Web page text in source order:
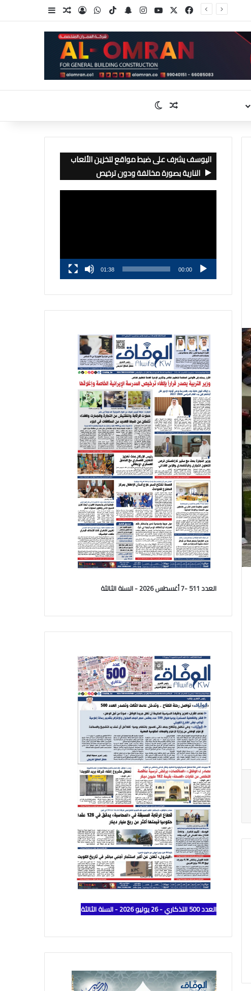
فيسبوك ‫YouTubeانستقرامسناب تشات
‫TikTokواتسابتسجيل الدخول
مقال عشوائي
إضافة عمود
مقال عشوائي
الوضع المظلم
اليوسف يشرف على ضبط مواقع لتخزين الألعاب
النارية بصورة مخالفة ودون ترخيص
00:00
01:38
العدد 511 -7 أغسطس 2026 - السنة الثالثة
العدد 500 التذكاري - 26 يوليو 2026 - السنة الثالثة